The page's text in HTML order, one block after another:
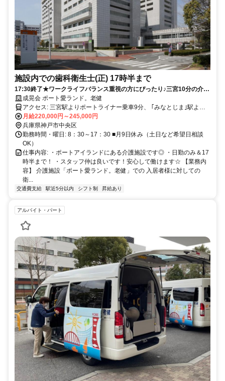
施設内での歯科衛生士(正) 17時半まで
17:30終了★ワークライフバランス重視の方にぴったり♪三宮10分の介護
施設です★
成晃会 ポート愛ランド。老健
アクセス: 三宮駅よりポートライナー乗車9分、 ｢みなとじま｣駅より
徒歩1分(ほぼ直結) ※マイカー通勤OK(無料駐車場有)
月給220,000円～245,000円
兵庫県神戸市中央区
勤務時間・曜日: 8：30～17：30 ■月9日休み（土日など希望日相談
OK）
仕事内容: ・ポートアイランドにある介護施設です◎ ・日勤のみ＆17
時半まで！ ・スタッフ仲は良いです！安心して働けます☆ 【業務内
容】 介護施設「ポート愛ランド。老健」での 入居者様に対しての
衛...
交通費支給 駅近5分以内 シフト制 昇給あり
アルバイト・パート